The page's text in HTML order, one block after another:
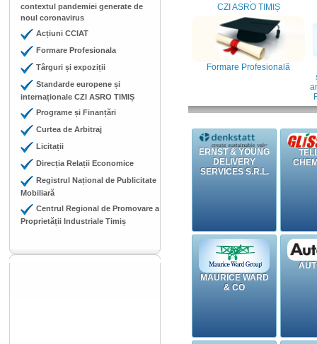
contextul pandemiei generate de
noul coronavirus
Acțiuni CCIAT
Formare Profesionala
Târguri și expoziții
Standarde europene și
internaționale CZI ASRO TIMIȘ
Programe și Finanțări
Curtea de Arbitraj
Licitații
Direcția Relații Economice
Registrul Național de Publicitate
Mobiliară
Centrul Regional de Promovare a
Proprietății Industriale Timiș
CZI ASRO TIMIȘ
Formare Profesională
ERNST & YOUNG
DELIVERY
SERVICES S.R.L.
MAURICE WARD
& CO